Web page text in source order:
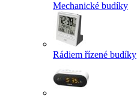
Mechanické budíky
Rádiem řízené budíky